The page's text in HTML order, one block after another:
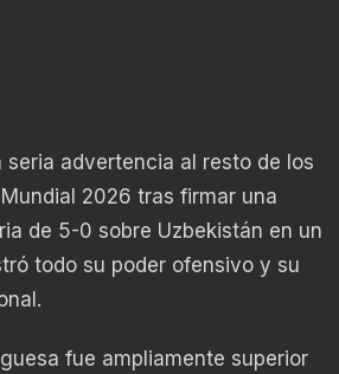
seria advertencia al resto de los
2026 tras firmar una
de 5-0 sobre Uzbekistán en un
todo su poder ofensivo y su
fue ampliamente superior